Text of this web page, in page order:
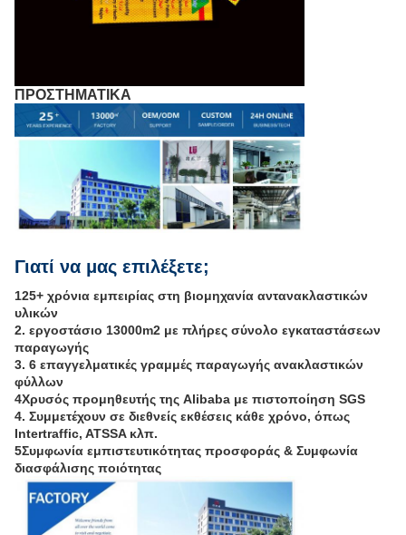
ΠΡΟΣΤΗΜΑΤΙΚΑ
Γιατί να μας επιλέξετε;
125+ χρόνια εμπειρίας στη βιομηχανία αντανακλαστικών
υλικών
2. εργοστάσιο 13000m2 με πλήρες σύνολο εγκαταστάσεων
παραγωγής
3. 6 επαγγελματικές γραμμές παραγωγής ανακλαστικών
φύλλων
4Χρυσός προμηθευτής της Alibaba με πιστοποίηση SGS
4. Συμμετέχουν σε διεθνείς εκθέσεις κάθε χρόνο, όπως
Intertraffic, ATSSA κλπ.
5Συμφωνία εμπιστευτικότητας προσφοράς & Συμφωνία
διασφάλισης ποιότητας